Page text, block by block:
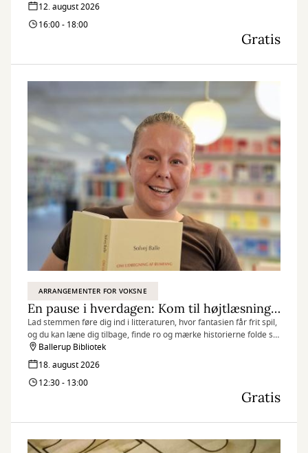
12. august 2026
16:00 - 18:00
Gratis
ARRANGEMENTER FOR VOKSNE
En pause i hverdagen: Kom til højtlæsning og mærk historiernes nærvær
Lad stemmen føre dig ind i litteraturen, hvor fantasien får frit spil,
og du kan læne dig tilbage, finde ro og mærke historierne folde sig
ud. Ballerup Bibliotek
18. august 2026
12:30 - 13:00
Gratis